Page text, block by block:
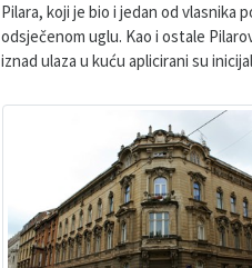
Pilara, koji je bio i jedan od vlasnika
odsječenom uglu. Kao i ostale
iznad ulaza u kuću aplicirani su